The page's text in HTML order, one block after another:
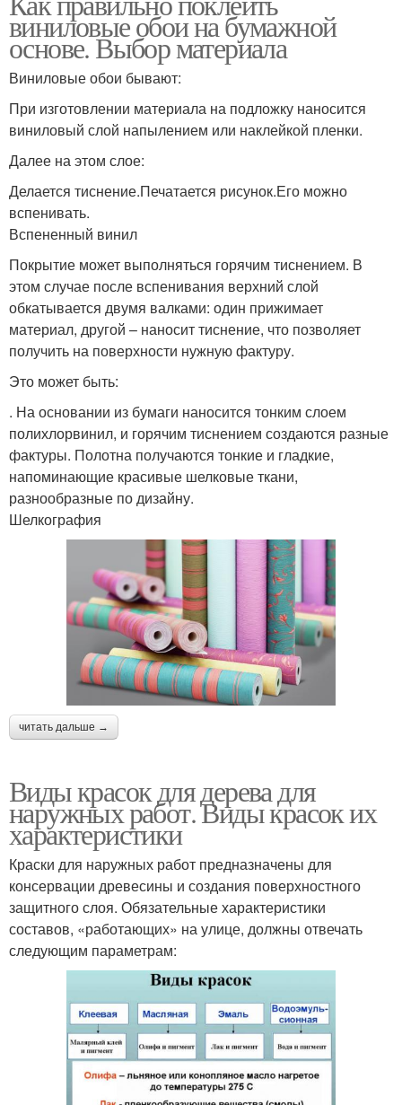
виниловые обои на бумажной
основе. Выбор материала
Виниловые обои бывают:
При изготовлении материала на подложку наносится
виниловый слой напылением или наклейкой пленки.
Далее на этом слое:
Делается тиснение.Печатается рисунок.Его можно
вспенивать.
Вспененный винил
Покрытие может выполняться горячим тиснением. В
этом случае после вспенивания верхний слой
обкатывается двумя валками: один прижимает
материал, другой – наносит тиснение, что позволяет
получить на поверхности нужную фактуру.
Это может быть:
. На основании из бумаги наносится тонким слоем
полихлорвинил, и горячим тиснением создаются разные
фактуры. Полотна получаются тонкие и гладкие,
напоминающие красивые шелковые ткани,
разнообразные по дизайну.
Шелкография
читать дальше →
Виды красок для дерева для
наружных работ. Виды красок их
характеристики
Краски для наружных работ предназначены для
консервации древесины и создания поверхностного
защитного слоя. Обязательные характеристики
составов, «работающих» на улице, должны отвечать
следующим параметрам: